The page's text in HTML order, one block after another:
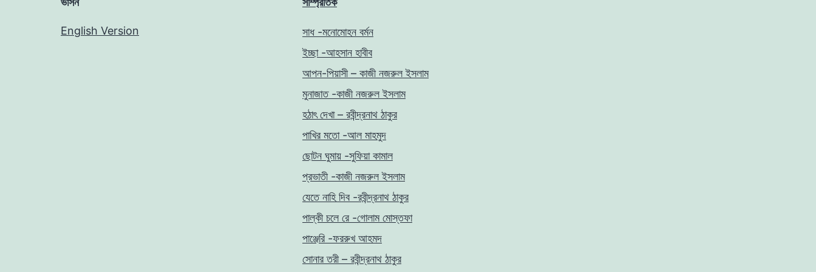
English Version
সাধ -মনোমোহন বর্মন
ইচ্ছা -আহসান হাবীব
আপন-পিয়াসী – কাজী নজরুল ইসলাম
মুনাজাত -কাজী নজরুল ইসলাম
হঠাৎ দেখা – রবীন্দ্রনাথ ঠাকুর
পাখির মতো -আল মাহমুদ
ছোটন ঘুমায় -সুফিয়া কামাল
প্রভাতী -কাজী নজরুল ইসলাম
যেতে নাহি দিব -রবীন্দ্রনাথ ঠাকুর
পাল্কী চলে রে -গোলাম মোস্তফা
পাঞ্জেরি -ফররুখ আহমদ
সোনার তরী – রবীন্দ্রনাথ ঠাকুর